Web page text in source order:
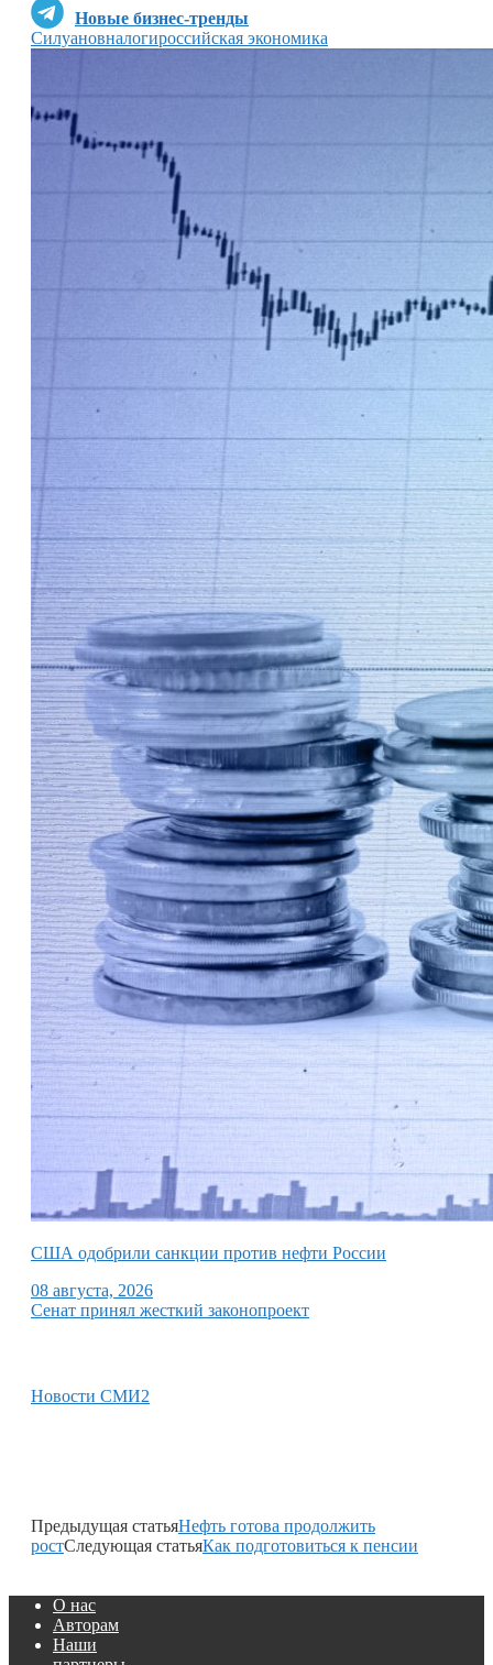
Новые бизнес-тренды
Силуановналогироссийская экономика
США одобрили санкции против нефти России
08 августа, 2026
Сенат принял жесткий законопроект
Новости СМИ2
Предыдущая статьяНефть готова продолжить
ростСледующая статьяКак подготовиться к пенсии
О нас
Авторам
Наши